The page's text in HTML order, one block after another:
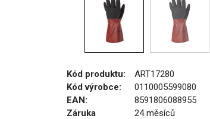
Kód produktu:
ART17280
Kód výrobce:
0110005599080
EAN:
8591806088955
Záruka
24 měsíců